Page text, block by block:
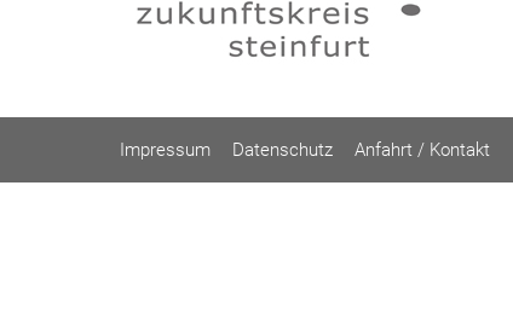
Impressum Datenschutz Anfahrt / Kontakt